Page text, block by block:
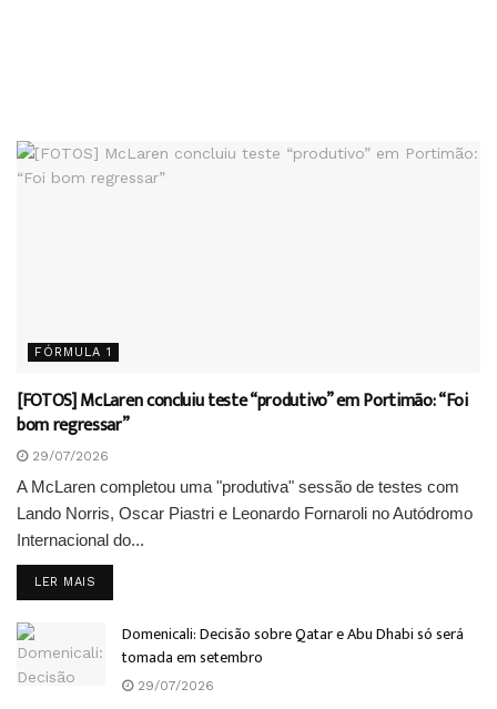
FÓRMULA 1
[FOTOS] McLaren concluiu teste “produtivo” em Portimão: “Foi
bom regressar”
29/07/2026
A McLaren completou uma "produtiva" sessão de testes com
Lando Norris, Oscar Piastri e Leonardo Fornaroli no Autódromo
Internacional do...
LER MAIS
Domenicali: Decisão sobre Qatar e Abu Dhabi só será
tomada em setembro
29/07/2026